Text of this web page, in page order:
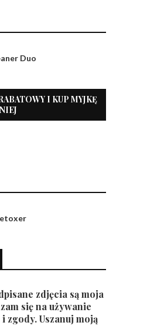
Duo
I KUP MYJKĘ
zdjęcia są moja
się na używanie
zgody. Uszanuj moją